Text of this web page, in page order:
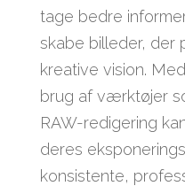
tage bedre
skabe billeder,
kreative vision.
brug af værktøjer
RAW-redigering
deres
konsistente,